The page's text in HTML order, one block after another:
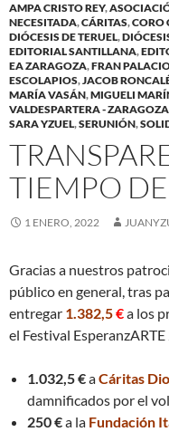
AMPA CRISTO REY,
NECESITADA,CÁRITAS,CORO
DIÓCESIS DE TERUEL,
EDITORIAL SANTILLANA,
EA ZARAGOZA,FRAN
ESCOLAPIOS,JACOB
MARÍA VASÁN,MIGUELI
VALDESPARTERA - ZARAGOZA
SARA YZUEL,SERUNIÓN,
TIEMPO
1 ENERO, 2022
Gracias a nuestros
público en general, tras
entregar 1.382,5€a los
el Festival
1.032,5 €aCáritas
damnificados por el
250 €a la Fundación